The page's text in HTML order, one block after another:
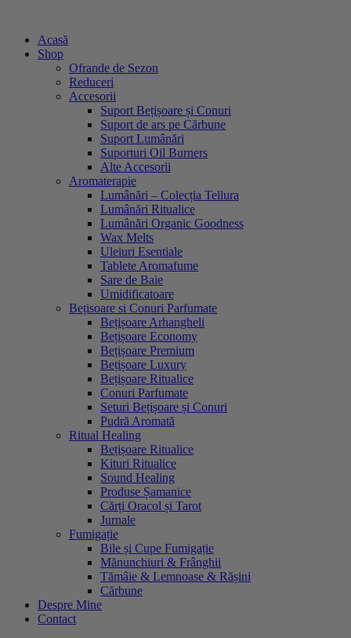
conținutAcasă
Shop
Ofrande de Sezon
Reduceri
Accesorii
Suport Bețișoare și Conuri
Suport de ars pe Cărbune
Suport Lumânări
Suporturi Oil Burners
Alte Accesorii
Aromaterapie
Lumânări – Colecția Tellura
Lumânări Ritualice
Lumânări Organic Goodness
Wax Melts
Uleiuri Esentiale
Tablete Aromafume
Sare de Baie
Umidificatoare
Bețisoare si Conuri Parfumate
Bețișoare Arhangheli
Bețișoare Economy
Bețișoare Premium
Bețișoare Luxury
Bețișoare Ritualice
Conuri Parfumate
Seturi Bețișoare și Conuri
Pudră Aromată
Ritual Healing
Bețișoare Ritualice
Kituri Ritualice
Sound Healing
Produse Șamanice
Cărți Oracol și Tarot
Jurnale
Fumigație
Bile și Cupe Fumigație
Mănunchiuri & Frânghii
Tămâie & Lemnoase & Rășini
Cărbune
Despre Mine
Contact